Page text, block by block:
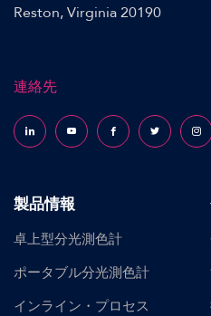
Reston, Virginia 20190
連絡先
Follow us on LinkedInFollow us on YouTubeFollow us on Facebook
Follow us
製品情報
卓上型分光測色計
ポータブル分光測色計
インライン・プロセス